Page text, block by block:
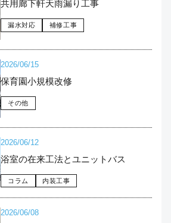
共用廊下軒天雨漏り工事
漏水対応 補修工事
2026/06/15
保育園小規模改修
その他
2026/06/12
浴室の在来工法とユニットバス
コラム 内装工事
2026/06/08